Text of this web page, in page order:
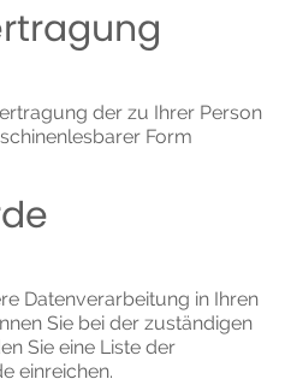
der zu Ihrer Person
Form
Datenverarbeitung in Ihren
Sie bei der zuständigen
Sie eine Liste der
einreichen.